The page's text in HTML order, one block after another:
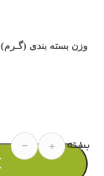
وزن بسته بندی (گـرم)
تعداد